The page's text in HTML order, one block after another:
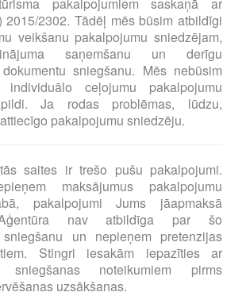
2015/2302. Tādēļ mēs būsim atbildīgi
veikšanu pakalpojumu sniedzējam,
saņemšanu un derīgu
sniegšanu. Mēs nebūsim
ceļojumu pakalpojumu
Ja rodas problēmas, lūdzu,
pakalpojumu sniedzēju.
saites ir trešo pušu pakalpojumi.
maksājumus pakalpojumu
pakalpojumi Jums jāapmaksā
nav atbildīga par šo
sniegšanu un nepieņem pretenzijas
Stingri iesakām iepazīties ar
sniegšanas noteikumiem pirms
uzsākšanas.